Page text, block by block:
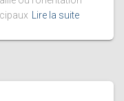
Lire la suite